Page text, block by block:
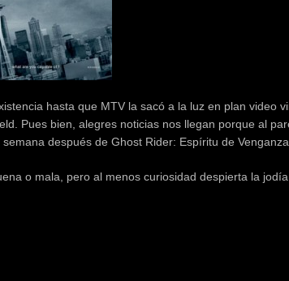
hasta que MTV la sacó a la luz en plan video
Pues bien, alegres noticias nos llegan porque al
después de Ghost Rider: Espíritu de Venganza.
o mala, pero al menos curiosidad despierta la